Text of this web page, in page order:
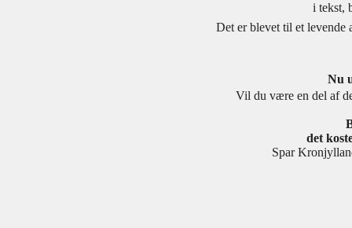
i tekst,
Det er blevet til et levende
Nu
Vil du være en del af
det
Spar